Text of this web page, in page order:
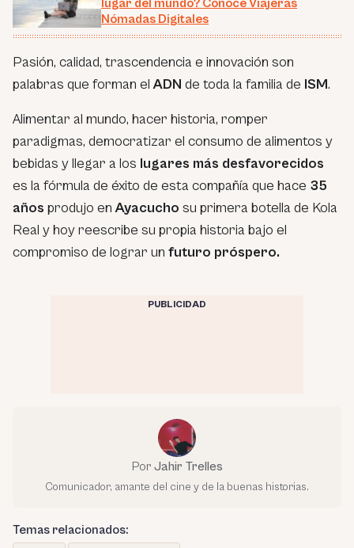
lugar del mundo? Conoce Viajeras
Nómadas Digitales
Pasión, calidad, trascendencia e innovación son
palabras que forman elADN de toda la familia de ISM.
Alimentar al mundo, hacer historia, romper
paradigmas, democratizar el consumo de alimentos y
bebidas y llegar a los lugares más desfavorecidos
es la fórmula de éxito de esta compañía que hace 35
años produjo enAyacucho su primera botella de Kola
Real y hoy reescribe su propia historia bajo el
compromiso de lograr un futuro próspero.
PUBLICIDAD
Por Jahir Trelles
Comunicador, amante del cine y de la buenas historias.
Temas relacionados: